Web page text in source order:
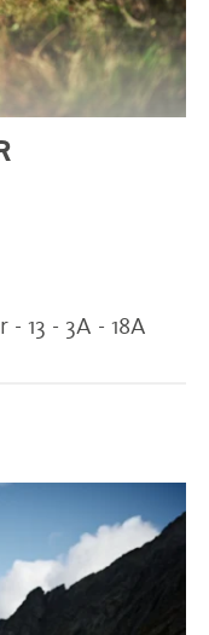
13 - 3A - 18A